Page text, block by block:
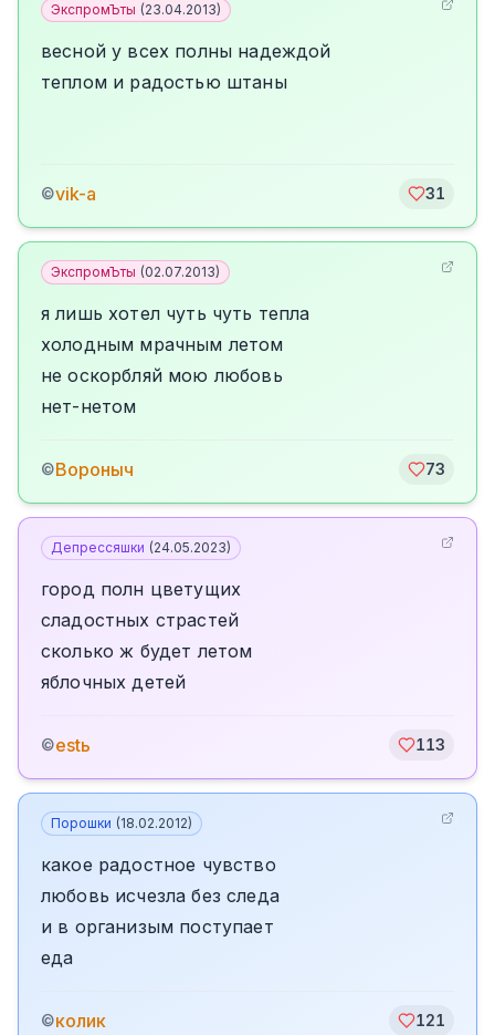
ЭкспромЪты (23.04.2013)
весной у всех полны надеждой
теплом и радостью штаны
©vik-a 31
ЭкспромЪты (02.07.2013)
я лишь хотел чуть чуть тепла
холодным мрачным летом
не оскорбляй мою любовь
нет-нетом
©Вороныч 73
Депрессяшки (24.05.2023)
город полн цветущих
сладостных страстей
сколько ж будет летом
яблочных детей
©estь 113
Порошки (18.02.2012)
какое радостное чувство
любовь исчезла без следа
и в организым поступает
еда
©колик 121